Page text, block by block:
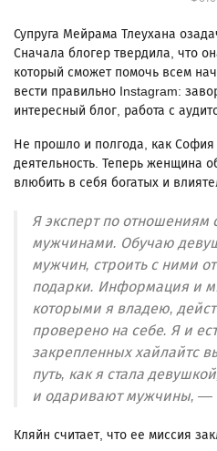
Супруга Мейрама Тлеухана
Сначала блогер твердила, что
который сможет помочь всем
вести правильно Instagram:
интересный блог, работа с
Не прошло и полгода, как
деятельность. Теперь женщина
влюбить в себя богатых и
Я эксперт по отношениям
мужчинами. Обучаю
мужчин, строить с ними
подарки. Информация и
которыми я владею,
проверено на себе. Я и
закрепленных хайлайтс
путь, как я стала
и одаривают мужчины, —
Кляйн считает, что ее миссия